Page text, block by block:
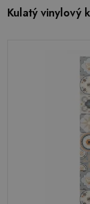
Kulatý vinylový